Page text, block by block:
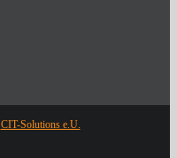
CIT-Solutions e.U.